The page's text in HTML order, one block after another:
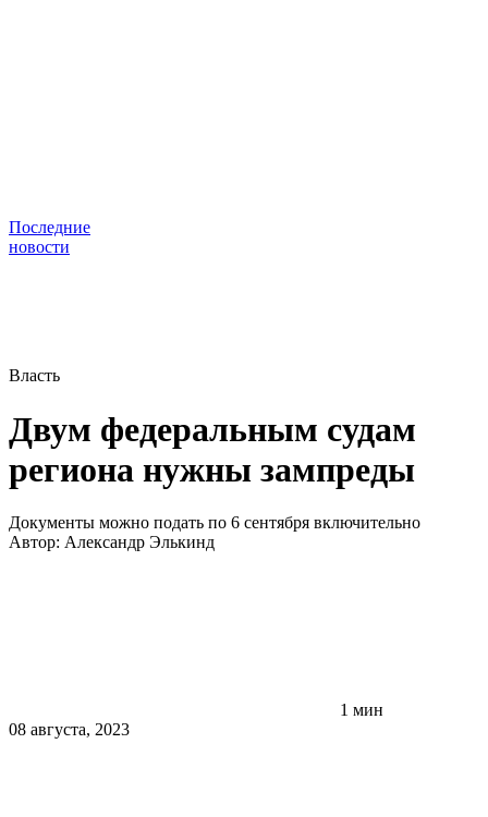
Последние
новости
Власть
Двум федеральным судам
региона нужны зампреды
Документы можно подать по 6 сентября включительно
Автор: Александр Элькинд
1 мин
08 августа, 2023